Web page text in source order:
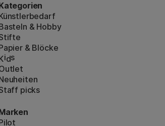
& Hobby
& Blöcke
ids
picks